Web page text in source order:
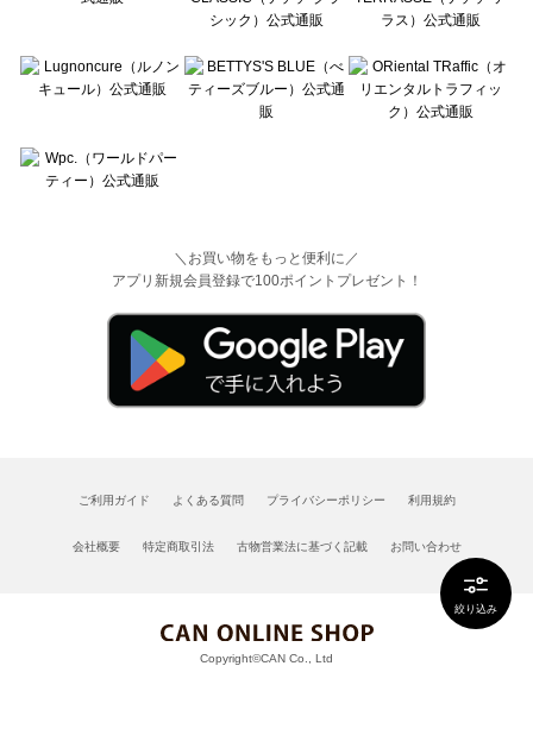
絞り込み
＼お買い物をもっと便利に／
アプリ新規会員登録で100ポイントプレゼント！
ご利用ガイド よくある質問 プライバシーポリシー 利用規約
会社概要 特定商取引法 古物営業法に基づく記載 お問い合わせ
Copyright©CAN Co., Ltd